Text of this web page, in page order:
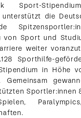
Sport-
unterstützt die
von Sport und
weiter
Sporthilfe-
in Höhe
Gemeinsam
Sportler:innen